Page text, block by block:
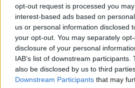
opt-out request is processed you
interest-based ads based on
us or personal information disclosed
your opt-out. You may separately
disclosure of your personal
IAB’s list of downstream
also be disclosed by us to third
Downstream Participants that may
egy napot érne?
– Egy napot az életemből?
– Ez nem kis ár annak
még bizonyosan párszor.